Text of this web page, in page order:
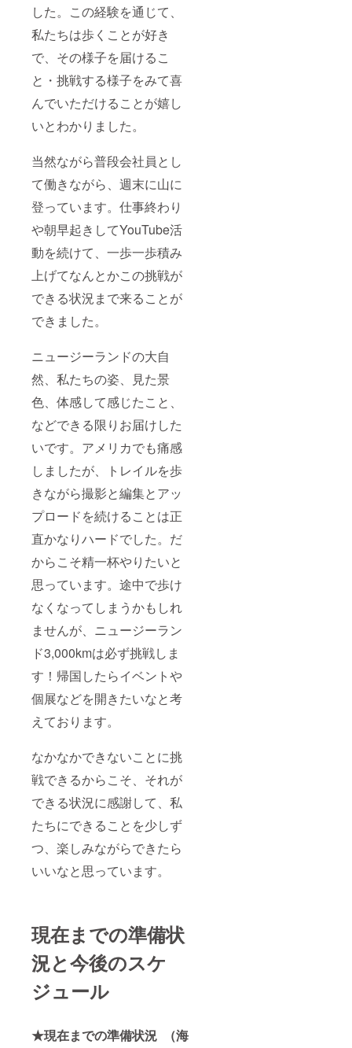
した。この経験を通じて、
私たちは歩くことが好き
で、その様子を届けるこ
と・挑戦する様子をみて喜
んでいただけることが嬉し
いとわかりました。
当然ながら普段会社員とし
て働きながら、週末に山に
登っています。仕事終わり
や朝早起きしてYouTube活
動を続けて、一歩一歩積み
上げてなんとかこの挑戦が
できる状況まで来ることが
できました。
ニュージーランドの大自
然、私たちの姿、見た景
色、体感して感じたこと、
などできる限りお届けした
いです。アメリカでも痛感
しましたが、トレイルを歩
きながら撮影と編集とアッ
プロードを続けることは正
直かなりハードでした。だ
からこそ精一杯やりたいと
思っています。途中で歩け
なくなってしまうかもしれ
ませんが、ニュージーラン
ド3,000kmは必ず挑戦しま
す！帰国したらイベントや
個展などを開きたいなと考
えております。
なかなかできないことに挑
戦できるからこそ、それが
できる状況に感謝して、私
たちにできることを少しず
つ、楽しみながらできたら
いいなと思っています。
現在までの準備状
況と今後のスケ
ジュール
★現在までの準備状況 （海